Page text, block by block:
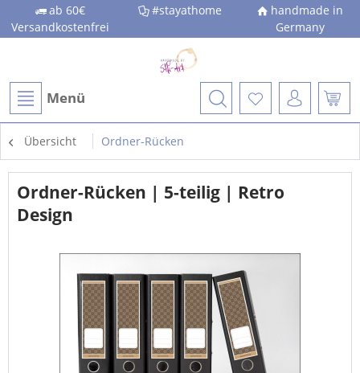
ab 60€
Versandkostenfrei
#stayathome
handmade in
Germany
Menü
Übersicht Ordner-Rücken
Ordner-Rücken | 5-teilig | Retro
Design